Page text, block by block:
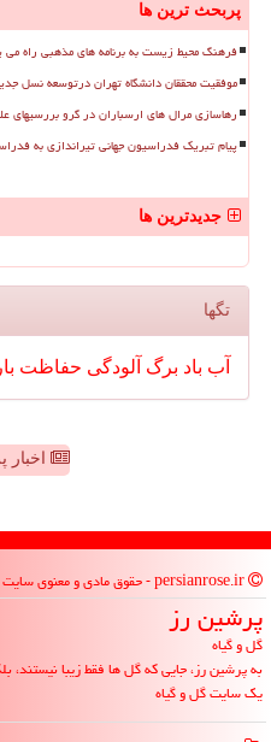
پربحث ترین ها
فرهنگ محیط زیست به برنامه های مذهبی راه می
موفقیت محققان دانشگاه تهران درتوسعه نسل
رهاسازی مرال های ارسباران در گرو بررسیهای
پیام تبریک فدراسیون جهانی تیراندازی به
جدیدترین ها
تگها
آب باد برگ آلودگی حفاظت
اخبار
پرشین رز
گل و گیاه
به پرشین رز، جایی که گل ها فقط زیبا
یک سایت گل و گیاه